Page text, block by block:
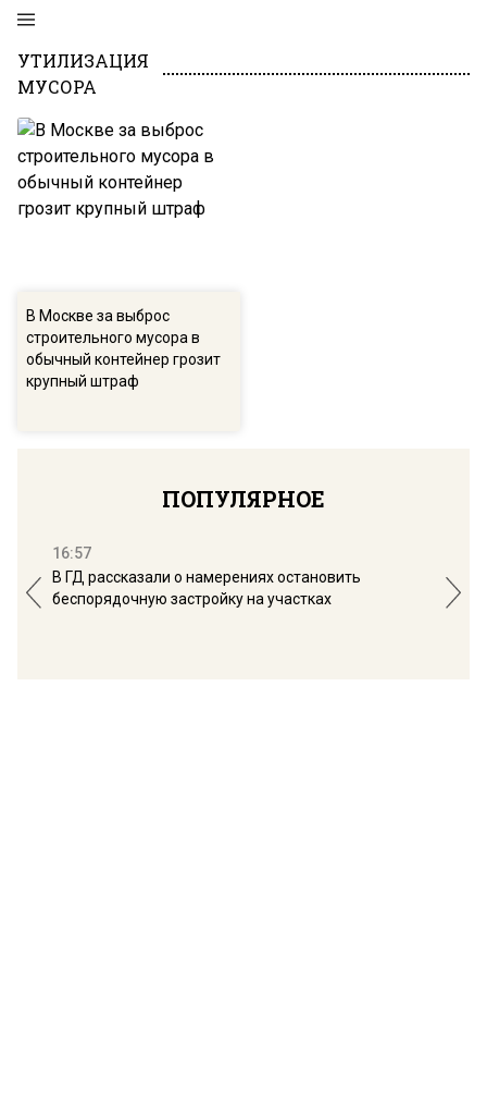
УТИЛИЗАЦИЯ
МУСОРА
В Москве за выброс
строительного мусора в
обычный контейнер грозит
крупный штраф
ПОПУЛЯРНОЕ
16:57
В ГД рассказали о намерениях остановить
беспорядочную застройку на участках